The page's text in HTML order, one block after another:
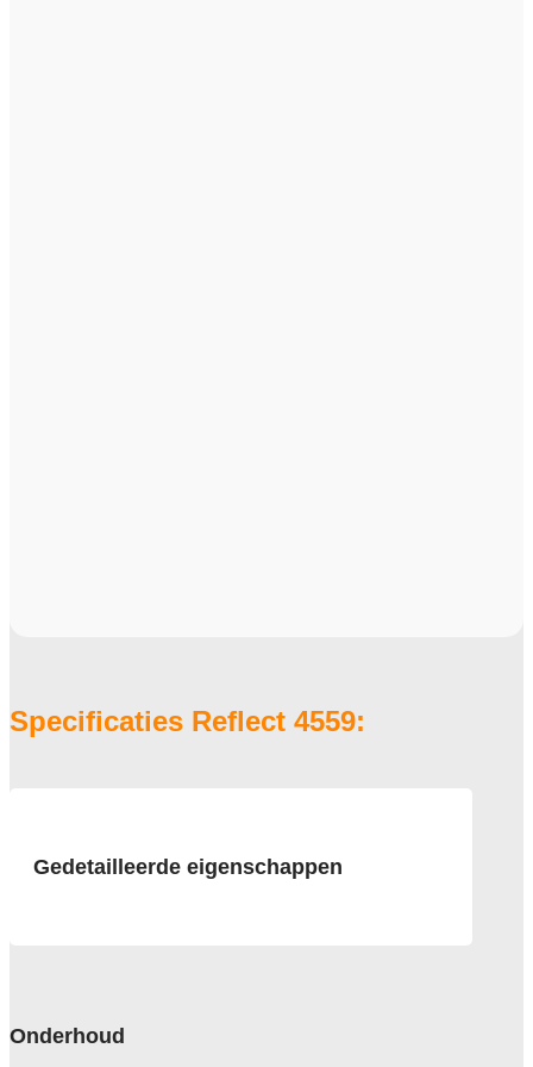
Specificaties Reflect 4559:
Gedetailleerde eigenschappen
100% Solution Dyed Nylon
Onderhoud